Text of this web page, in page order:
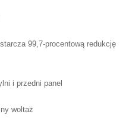
99,7-procentową redukcję
i przedni panel
woltaż